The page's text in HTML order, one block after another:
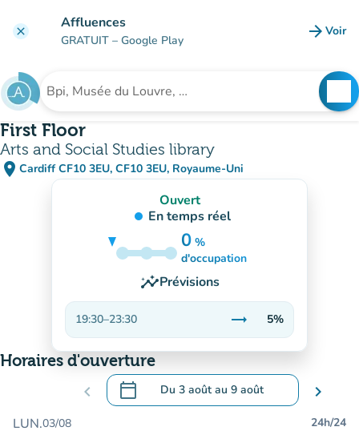
clear Affluences
GRATUIT – Google Play arrow_forward Voir
Rechercher un établissement
First Floor
Arts and Social Studies library
place Cardiff CF10 3EU, CF10 3EU, Royaume-Uni
(ouvrir dans Google Maps)
(nouvel onglet)
Ouvert
En temps réel
0 %
5%
d'occupation
insightsPrévisions
19:30–23:30 trending_flat
Stable
5%
Horaires d'ouverture
chevron_left calendar_today Du 3 aoûtau 9 août
.Ouvrir le calendrier pour changer de
chevron_right
LUN.03/08 24h/24